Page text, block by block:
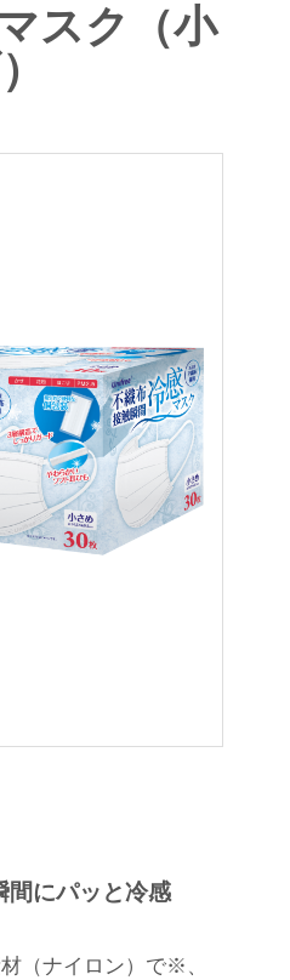
スク（小
間にパッと冷感
（ナイロン）で※、